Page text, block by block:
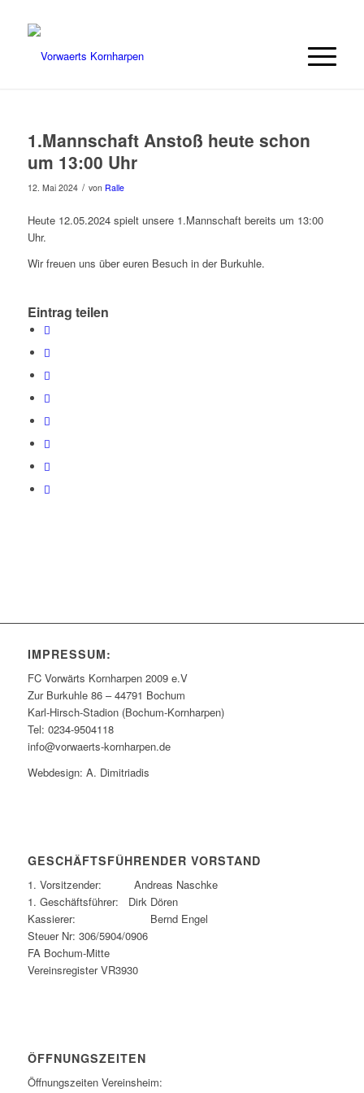
1.Mannschaft Anstoß heute schon
um 13:00 Uhr
12. Mai 2024 / von Ralle
Heute 12.05.2024 spielt unsere 1.Mannschaft bereits um 13:00
Uhr.
Wir freuen uns über euren Besuch in der Burkuhle.
Eintrag teilen
IMPRESSUM:
FC Vorwärts Kornharpen 2009 e.V
Zur Burkuhle 86 – 44791 Bochum
Karl-Hirsch-Stadion (Bochum-Kornharpen)
Tel: 0234-9504118
info@vorwaerts-kornharpen.de
Webdesign: A. Dimitriadis
GESCHÄFTSFÜHRENDER VORSTAND
1. Vorsitzender: Andreas Naschke
1. Geschäftsführer: Dirk Dören
Kassierer: Bernd Engel
Steuer Nr: 306/5904/0906
FA Bochum-Mitte
Vereinsregister VR3930
ÖFFNUNGSZEITEN
Öffnungszeiten Vereinsheim: